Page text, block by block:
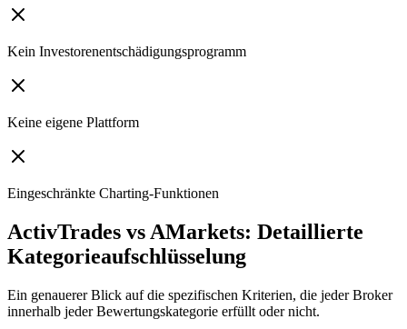
Kein Investorenentschädigungsprogramm
Keine eigene Plattform
Eingeschränkte Charting-Funktionen
ActivTrades vs AMarkets: Detaillierte
Kategorieaufschlüsselung
Ein genauerer Blick auf die spezifischen Kriterien, die jeder Broker
innerhalb jeder Bewertungskategorie erfüllt oder nicht.